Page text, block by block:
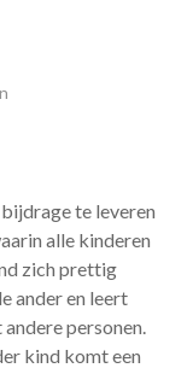
te leveren
alle kinderen
zich prettig
ander en leert
personen.
kind komt een